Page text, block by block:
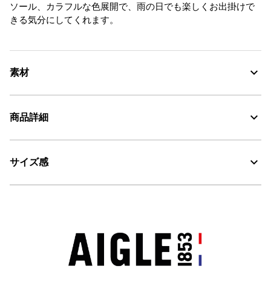
ソール、カラフルな色展開で、雨の日でも楽しくお出掛けで
きる気分にしてくれます。
素材
素材の特徴
MADE IN FRANCE : メイド イン フランス
Water Proof：防水
AIGLE for tomorrow
商品詳細
・色：レモニー (004)
サイズ感
レギュラーフィット